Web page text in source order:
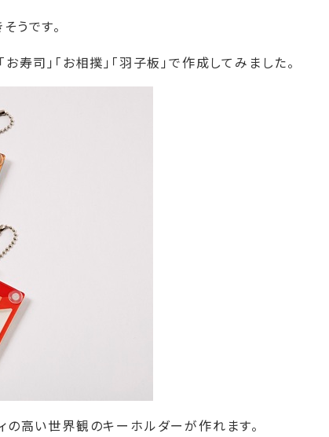
うです。
寿司」「お相撲」「羽子板」で作成してみました。
の高い世界観のキーホルダーが作れます。